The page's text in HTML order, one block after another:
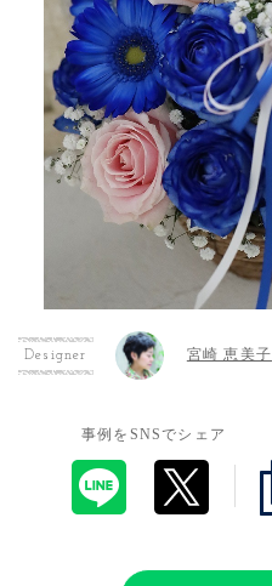
Designer 宮崎 恵美子
事例をSNSでシェア